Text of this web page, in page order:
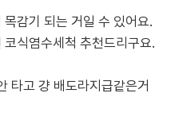
감기 되는 거일 수 있어요.
식염수세척 추천드리구요.
타고 걍 배도라지급같은거